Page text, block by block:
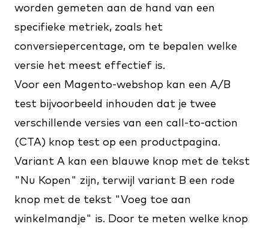
worden gemeten aan de hand van een
specifieke metriek, zoals het
conversiepercentage, om te bepalen welke
versie het meest effectief is.
Voor een Magento-webshop kan een A/B
test bijvoorbeeld inhouden dat je twee
verschillende versies van een call-to-action
(CTA) knop test op een productpagina.
Variant A kan een blauwe knop met de tekst
"Nu Kopen" zijn, terwijl variant B een rode
knop met de tekst "Voeg toe aan
winkelmandje" is. Door te meten welke knop